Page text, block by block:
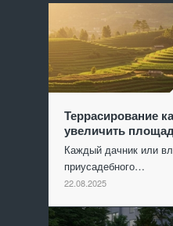
Террасирование
увеличить
Каждый дачник или
приусадебного…
22.08.2025